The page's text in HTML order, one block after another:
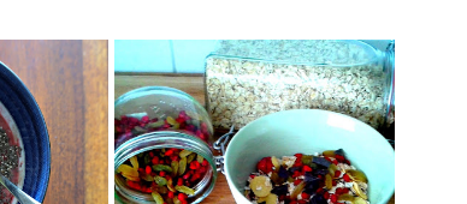
Bowl
Orientalische Müsli-Mischung
selbst...